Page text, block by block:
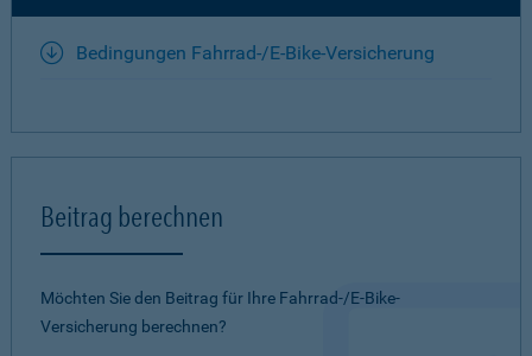
Bedingungen Fahrrad-/E-Bike-Versicherung
Beitrag berechnen
Möchten Sie den Beitrag für Ihre Fahrrad-/E-Bike-
Versicherung berechnen?